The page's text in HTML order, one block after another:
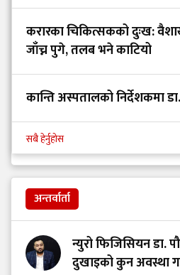
करारका चिकित्सकको दुःख:
जाँच्न पुगे, तलब भने काटियो
कान्ति अस्पतालको निर्देशकमा
सबै हेर्नुहोस
अन्तर्वार्ता
न्युरो फिजिसियन डा.
दुखाइको कुन अवस्था